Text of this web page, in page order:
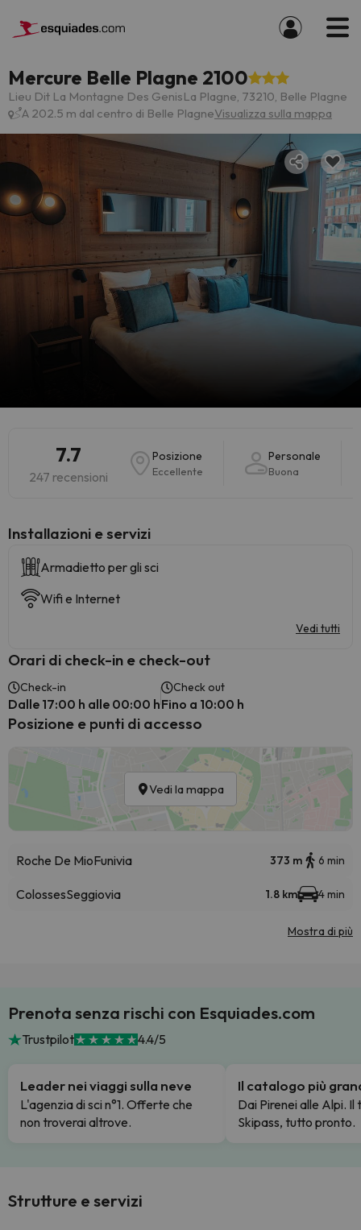
Mercure Belle Plagne 2100
Lieu Dit La Montagne Des GenisLa Plagne, 73210, Belle Plagne
A 202.5 m dal centro di Belle PlagneVisualizza sulla mappa
7.7
247 recensioni
Posizione
Eccellente
Personale
Buona
Installazioni e servizi
Armadietto per gli sci
Wifi e Internet
Vedi tutti
Orari di check-in e check-out
Check-in
Dalle 17:00 h alle 00:00 h
Check out
Fino a 10:00 h
Posizione e punti di accesso
Vedi la mappa
Roche De MioFunivia 373 m 6 min
ColossesSeggiovia 1.8 km 4 min
Mostra di più
Prenota senza rischi con Esquiades.com
Trustpilot 4.4/5
Leader nei viaggi sulla neve
L'agenzia di sci n°1. Offerte che
non troverai altrove.
Il catalogo più
Dai Pirenei alle Alpi. Il
Skipass, tutto pronto.
Strutture e servizi